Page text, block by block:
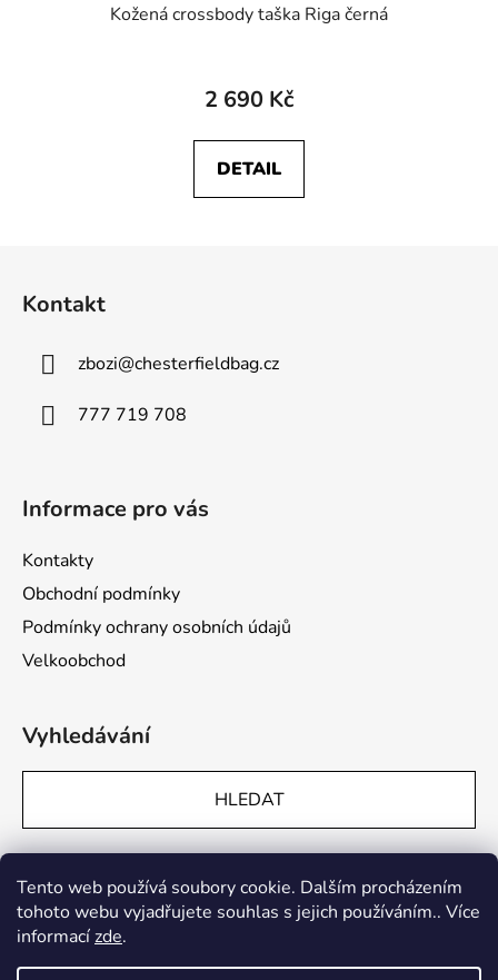
Tento web používá soubory cookie. Dalším procházením
tohoto webu vyjadřujete souhlas s jejich používáním.. Více
informacízde.
Kožená crossbody taška Riga černá
2 690 Kč
DETAIL
Kontakt
zbozi@chesterfieldbag.cz
777 719 708
Informace pro vás
Kontakty
Obchodní podmínky
Podmínky ochrany osobních údajů
Velkoobchod
Vyhledávání
HLEDAT
Přijímáme online platby